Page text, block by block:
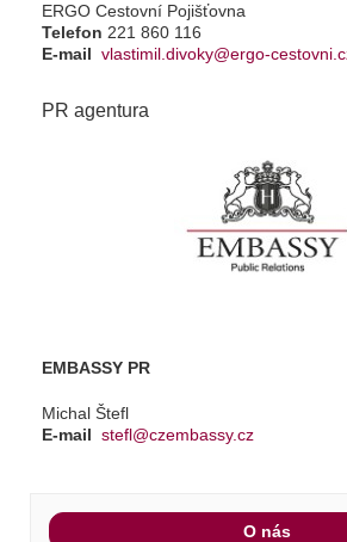
ERGO Cestovní Pojišťovna
Telefon 221 860 116
E-mail vlastimil.divoky@ergo-
PR agentura
EMBASSY PR
Michal Štefl
E-mail stefl@czembassy.cz
O nás